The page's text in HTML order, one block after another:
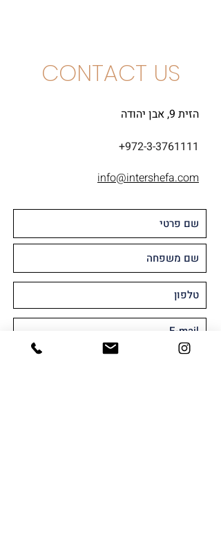
CONTACT US
הזית 9, אבן יהודה
+972-3-3761111
info@intershefa.com